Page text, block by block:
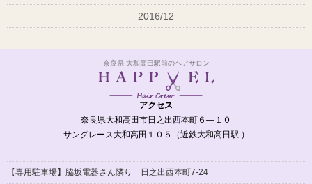
2016/12
奈良県 大和高田駅前のヘアサロン
アクセス
奈良県大和高田市日之出西本町６―１０
サングレース大和高田１０５（近鉄大和高田駅 ）
【専用駐車場】脇坂電器さん隣り 日之出西本町7-24